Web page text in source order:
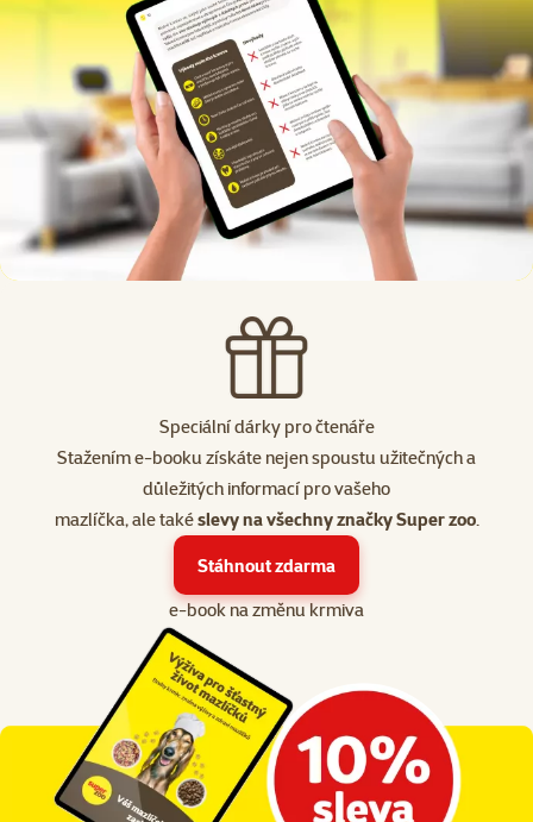
Speciální dárky pro čtenáře
Stažením e-booku získáte nejen spoustu užitečných a
důležitých informací pro vašeho
mazlíčka, ale takéslevy na všechny značky Super zoo.
Stáhnout zdarma
e-book na změnu krmiva